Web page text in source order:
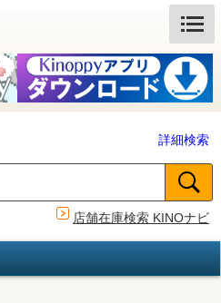
詳細検索
店舗在庫検索 KINOナビ